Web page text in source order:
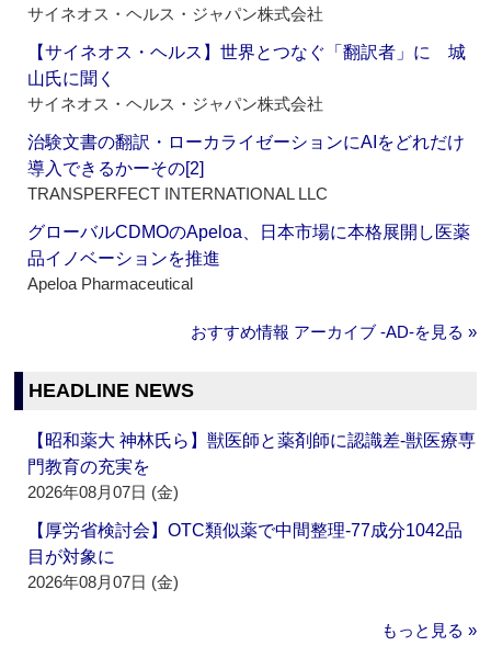
サイネオス・ヘルス・ジャパン株式会社
【サイネオス・ヘルス】世界とつなぐ「翻訳者」に 城
山氏に聞く
サイネオス・ヘルス・ジャパン株式会社
治験文書の翻訳・ローカライゼーションにAIをどれだけ
導入できるかーその[2]
TRANSPERFECT INTERNATIONAL LLC
グローバルCDMOのApeloa、日本市場に本格展開し医薬
品イノベーションを推進
Apeloa Pharmaceutical
おすすめ情報 アーカイブ ‐AD‐を見る »
HEADLINE NEWS
【昭和薬大 神林氏ら】獣医師と薬剤師に認識差‐獣医療専
門教育の充実を
2026年08月07日 (金)
【厚労省検討会】OTC類似薬で中間整理‐77成分1042品
目が対象に
2026年08月07日 (金)
もっと見る »